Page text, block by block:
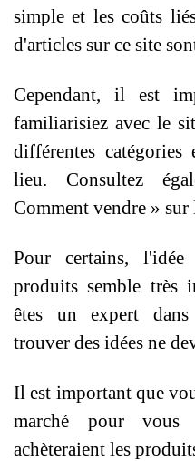
simple et les coûts
d'articles sur ce site
Cependant, il est
familiarisiez avec le
différentes
lieu. Consultez
Comment vendre » sur
Pour certains,
produits semble très
êtes un expert
trouver des idées ne
Il est important que
marché pour vous
achèteraient les